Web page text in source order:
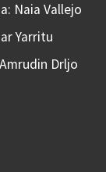
Naia Vallejo
Yarritu
Drljo